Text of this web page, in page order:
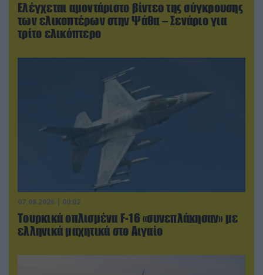
Ελέγχεται αμοντάριστο βίντεο της σύγκρουσης
των ελικοπτέρων στην Ψάθα – Σενάριο για
τρίτο ελικόπτερο
07.08.2026 | 00:02
Τουρκικά οπλισμένα F-16 «συνεπλάκησαν» με
ελληνικά μαχητικά στο Αιγαίο